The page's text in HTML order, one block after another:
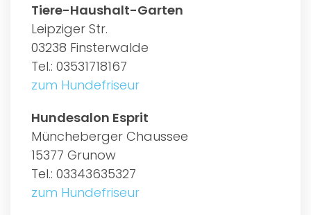
Tiere-Haushalt-Garten
Leipziger Str.
03238 Finsterwalde
Tel.: 03531718167
zum Hundefriseur
Hundesalon Esprit
Müncheberger Chaussee
15377 Grunow
Tel.: 03343635327
zum Hundefriseur